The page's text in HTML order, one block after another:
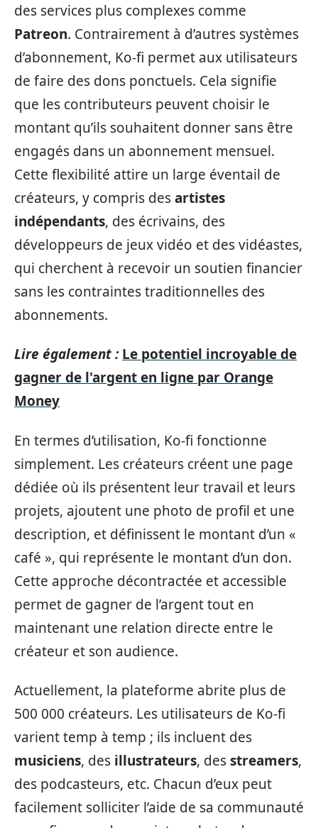
des services plus complexes comme
Patreon. Contrairement à d’autres systèmes
d’abonnement, Ko-fi permet aux utilisateurs
de faire des dons ponctuels. Cela signifie
que les contributeurs peuvent choisir le
montant qu’ils souhaitent donner sans être
engagés dans un abonnement mensuel.
Cette flexibilité attire un large éventail de
créateurs, y compris desartistes
indépendants, des écrivains, des
développeurs de jeux vidéo et des vidéastes,
qui cherchent à recevoir un soutien financier
sans les contraintes traditionnelles des
abonnements.
Lire également : Le potentiel incroyable de
gagner de l'argent en ligne par Orange
Money
En termes d’utilisation, Ko-fi fonctionne
simplement. Les créateurs créent une page
dédiée où ils présentent leur travail et leurs
projets, ajoutent une photo de profil et une
description, et définissent le montant d’un «
café », qui représente le montant d’un don.
Cette approche décontractée et accessible
permet de gagner de l’argent tout en
maintenant une relation directe entre le
créateur et son audience.
Actuellement, la plateforme abrite plus de
500 000 créateurs. Les utilisateurs de Ko-fi
varient temp à temp ; ils incluent des
musiciens, des illustrateurs, desstreamers,
des podcasteurs, etc. Chacun d’eux peut
facilement solliciter l’aide de sa communauté